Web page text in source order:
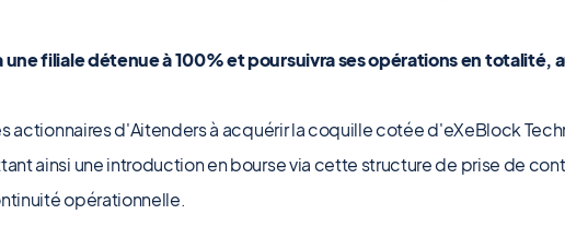
filiale détenue à 100% et poursuivra ses opérations en totalité,
actionnaires d'Aitenders à acquérir la coquille cotée d'eXeBlock
ainsi une introduction en bourse via cette structure de prise de
opérationnelle.